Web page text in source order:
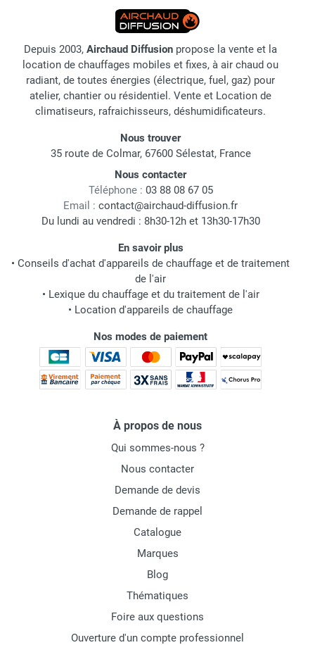
Depuis 2003, Airchaud Diffusion propose la vente et la
location de chauffages mobiles et fixes, à air chaud ou
radiant, de toutes énergies (électrique, fuel, gaz) pour
atelier, chantier ou résidentiel. Vente et Location de
climatiseurs, rafraichisseurs, déshumidificateurs.
Nous trouver
35 route de Colmar, 67600 Sélestat, France
Nous contacter
Téléphone : 03 88 08 67 05
Email : contact@airchaud-diffusion.fr
Du lundi au vendredi : 8h30-12h et 13h30-17h30
En savoir plus
• Conseils d'achat d'appareils de chauffage et de traitement
de l'air
• Lexique du chauffage et du traitement de l'air
• Location d'appareils de chauffage
Nos modes de paiement
À propos de nous
Qui sommes-nous ?
Nous contacter
Demande de devis
Demande de rappel
Catalogue
Marques
Blog
Thématiques
Foire aux questions
Ouverture d'un compte professionnel